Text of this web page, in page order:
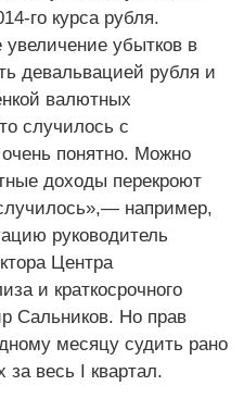
го курса руб­ля.
увеличение убытков в
девальвацией руб­ля и
валютных
случилось с
понятно. Можно
доходы перекроют
например,
руководитель
Центра
и крат­косрочного
Сальников. Но прав
месяцу судить рано
весь I квартал.